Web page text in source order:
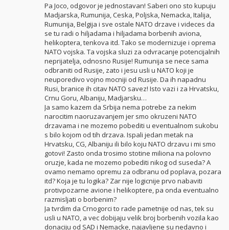
Pa Joco, odgovor je jednostavan! Saberi ono sto kupuju
Madjarska, Rumunija, Ceska, Poljska, Nemacka, Italija,
Rumunija, Belgija i sve ostale NATO drzave i videces da
se tu radi o hiljadama i hiljadama borbenih aviona,
helikoptera, tenkova itd. Tako se modernizuje i oprema
NATO vojska. Ta vojska sluzi za odvracanje potencijalnih
neprijatelja, odnosno Rusije! Rumunija se nece sama
odbraniti od Rusije, zato i jesu usli u NATO koji je
neuporedivo vojno mocniji od Rusije. Da ih napadnu
Rusi, branice ih citav NATO savez! Isto vazi i za Hrvatsku,
Crnu Goru, Albaniju, Madjarsku…
Ja samo kazem da Srbija nema potrebe za nekim
narocitim naoruzavanjem jer smo okruzeni NATO
drzavama i ne mozemo pobediti u eventualnom sukobu
s bilo kojom od tih drzava. Ispali jedan metak na
Hrvatsku, CG, Albaniju ili bilo koju NATO drzavu i mi smo
gotovi! Zasto onda trosimo stotine miliona na polovno
oruzje, kada ne mozemo pobediti nikog od suseda? A
ovamo nemamo opremu za odbranu od poplava, pozara
itd? Koja je tu logika? Zar nije logicnije prvo nabaviti
protivpozarne avione i helikoptere, pa onda eventualno
razmisljati o borbenim?
Ja tvrdim da Crnogorci to rade pametnije od nas, tek su
usli u NATO, a vec dobijaju velik broj borbenih vozila kao
donaciju od SAD i Nemacke, najavljene su nedavno i